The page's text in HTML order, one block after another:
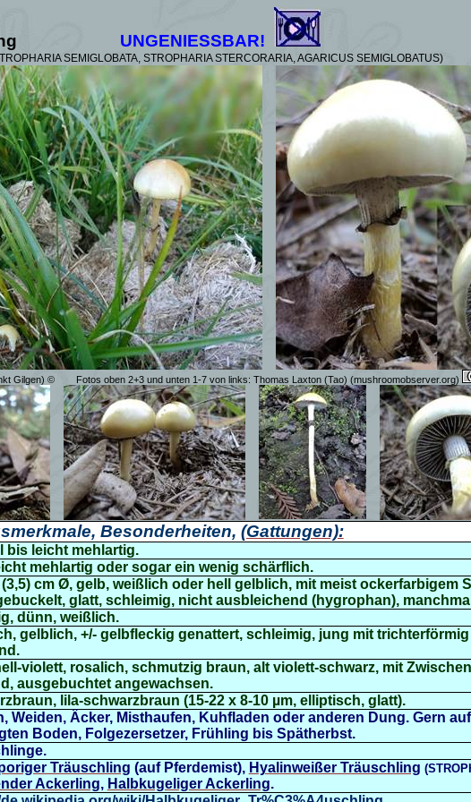
UNGENIESSBAR!
SEMIGLOBATA, STROPHARIA STERCORARIA, AGARICUS SEMIGLOBATUS)
Gilgen) © Fotos oben 2+3 und unten 1-7 von links: Thomas Laxton (Tao) (mushroomobserver.org)
Besonderheiten, (Gattungen):
bis leicht mehlartig.
mehlartig oder sogar ein wenig schärflich.
(3,5) cm Ø, gelb, weißlich oder hell gelblich, mit meist ockerfarbigem
glatt, schleimig, nicht ausbleichend (hygrophan),
dünn, weißlich.
gelblich, +/- gelbfleckig genattert, schleimig, jung mit
violett, rosalich, schmutzig braun, alt violett-schwarz, mit
ausgebuchtet angewachsen.
lila-schwarzbraun (15-22 x 8-10 µm, elliptisch, glatt).
Weiden, Äcker, Misthaufen, Kuhfladen oder anderen Dung. Gern
Boden, Folgezersetzer, Frühling bis Spätherbst.
Träuschling (auf Pferdemist), Hyalinweißer Träuschling
Ackerling, Halbkugeliger Ackerling.